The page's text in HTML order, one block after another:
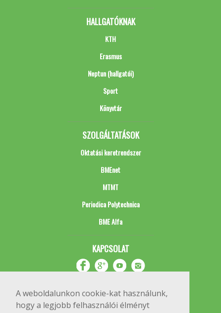
A weboldalunkon cookie-kat használunk,
hogy a legjobb felhasználói élményt
HALLGATÓKNAK
KTH
Erasmus
Neptun (hallgatói)
Sport
Könyvtár
SZOLGÁLTATÁSOK
Oktatási keretrendszer
BMEnet
MTMT
Periodica Polytechnica
BME Alfa
KAPCSOLAT